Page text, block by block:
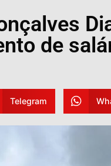
de
Telegram